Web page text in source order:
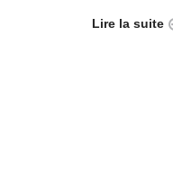
Lire la suite